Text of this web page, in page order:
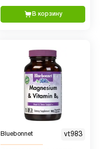
голубики, 473 мл
В корзину
Bluebonnet vt983